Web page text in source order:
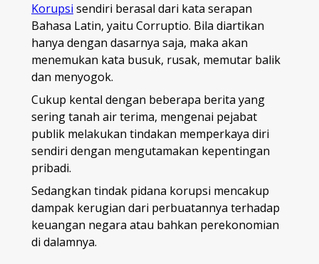
Korupsi sendiri berasal dari kata serapan
Bahasa Latin, yaitu Corruptio. Bila diartikan
hanya dengan dasarnya saja, maka akan
menemukan kata busuk, rusak, memutar balik
dan menyogok.
Cukup kental dengan beberapa berita yang
sering tanah air terima, mengenai pejabat
publik melakukan tindakan memperkaya diri
sendiri dengan mengutamakan kepentingan
pribadi.
Sedangkan tindak pidana korupsi mencakup
dampak kerugian dari perbuatannya terhadap
keuangan negara atau bahkan perekonomian
di dalamnya.